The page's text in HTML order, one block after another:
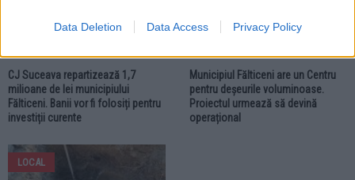
Data Deletion Data Access Privacy Policy
27.07.2026
CJ Suceava repartizează 1,7
milioane de lei municipiului
Fălticeni. Banii vor fi folosiți pentru
investiții curente
27.07.2026
Municipiul Fălticeni are un Centru
pentru deșeurile voluminoase.
Proiectul urmează să devină
operațional
LOCAL